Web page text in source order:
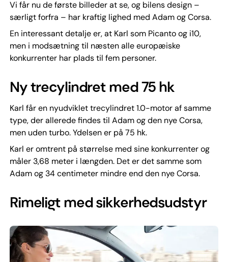
Vi får nu de første billeder at se, og bilens design –
særligt forfra – har kraftig lighed med Adam og Corsa.
En interessant detalje er, at Karl som Picanto og i10,
men i modsætning til næsten alle europæiske
konkurrenter har plads til fem personer.
Ny trecylindret med 75 hk
Karl får en nyudviklet trecylindret 1.0-motor af samme
type, der allerede findes til Adam og den nye Corsa,
men uden turbo. Ydelsen er på 75 hk.
Karl er omtrent på størrelse med sine konkurrenter og
måler 3,68 meter i længden. Det er det samme som
Adam og 34 centimeter mindre end den nye Corsa.
Rimeligt med sikkerhedsudstyr